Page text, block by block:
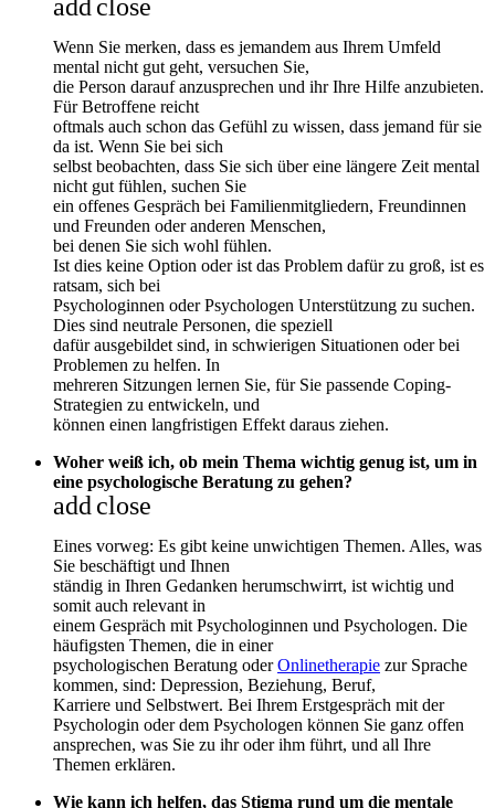
addclose
Wenn Sie merken, dass es jemandem aus Ihrem Umfeld
mental nicht gut geht, versuchen Sie,
die Person darauf anzusprechen und ihr Ihre Hilfe anzubieten.
Für Betroffene reicht
oftmals auch schon das Gefühl zu wissen, dass jemand für sie
da ist. Wenn Sie bei sich
selbst beobachten, dass Sie sich über eine längere Zeit mental
nicht gut fühlen, suchen Sie
ein offenes Gespräch bei Familienmitgliedern, Freundinnen
und Freunden oder anderen Menschen,
bei denen Sie sich wohl fühlen.
Ist dies keine Option oder ist das Problem dafür zu groß, ist es
ratsam, sich bei
Psychologinnen oder Psychologen Unterstützung zu suchen.
Dies sind neutrale Personen, die speziell
dafür ausgebildet sind, in schwierigen Situationen oder bei
Problemen zu helfen. In
mehreren Sitzungen lernen Sie, für Sie passende Coping-
Strategien zu entwickeln, und
können einen langfristigen Effekt daraus ziehen.
Woher weiß ich, ob mein Thema wichtig genug ist, um in
eine psychologische Beratung zu gehen?
addclose
Eines vorweg: Es gibt keine unwichtigen Themen. Alles, was
Sie beschäftigt und Ihnen
ständig in Ihren Gedanken herumschwirrt, ist wichtig und
somit auch relevant in
einem Gespräch mit Psychologinnen und Psychologen. Die
häufigsten Themen, die in einer
psychologischen Beratung oderOnlinetherapie zur Sprache
kommen, sind: Depression, Beziehung, Beruf,
Karriere und Selbstwert. Bei Ihrem Erstgespräch mit der
Psychologin oder dem Psychologen können Sie ganz offen
ansprechen, was Sie zu ihr oder ihm führt, und all Ihre
Themen erklären.
Wie kann ich helfen, das Stigma rund um die mentale